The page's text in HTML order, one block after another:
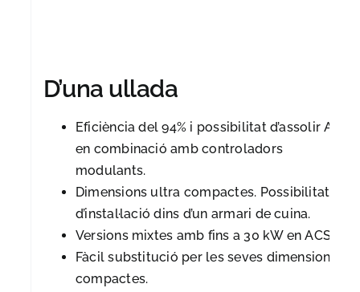
D’una ullada
Eficiència del 94% i possibilitat d’assolir A+
en combinació amb controladors
modulants.
Dimensions ultra compactes. Possibilitat
d’instal·lació dins d’un armari de cuina.
Versions mixtes amb fins a 30 kW en ACS.
Fàcil substitució per les seves dimensions
compactes.